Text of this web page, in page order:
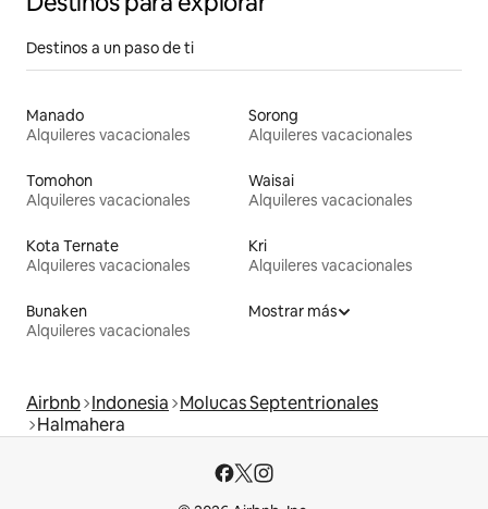
Destinos a un paso de ti
Manado
Alquileres vacacionales
Sorong
Alquileres vacacionales
Tomohon
Alquileres vacacionales
Waisai
Alquileres vacacionales
Kota Ternate
Alquileres vacacionales
Kri
Alquileres vacacionales
Bunaken
Alquileres vacacionales
Mostrar más
Airbnb Indonesia Molucas Septentrionales
Halmahera